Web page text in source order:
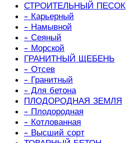
СТРОИТЕЛЬНЫЙ ПЕСОК
- Карьерный
- Намывной
- Сеяный
- Морской
ГРАНИТНЫЙ ЩЕБЕНЬ
- Отсев
- Гранитный
- Для бетона
ПЛОДОРОДНАЯ ЗЕМЛЯ
- Плодородная
- Котлованная
- Высший сорт